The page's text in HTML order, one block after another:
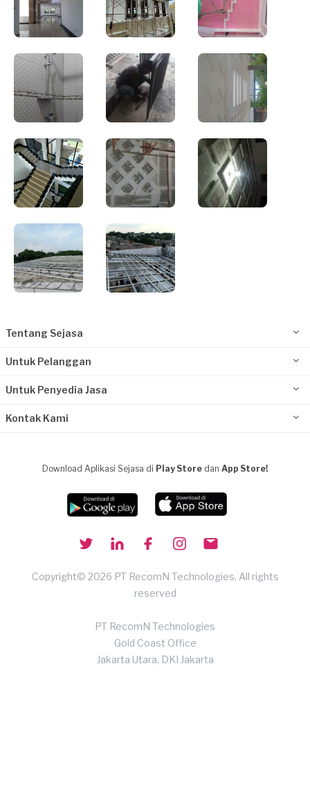
Tentang Sejasa
Untuk Pelanggan
Untuk Penyedia Jasa
Kontak Kami
Download Aplikasi Sejasa di Play Store dan App Store!
Copyright© 2026 PT RecomN Technologies, All rights
reserved
PT RecomN Technologies
Gold Coast Office
Jakarta Utara, DKI Jakarta